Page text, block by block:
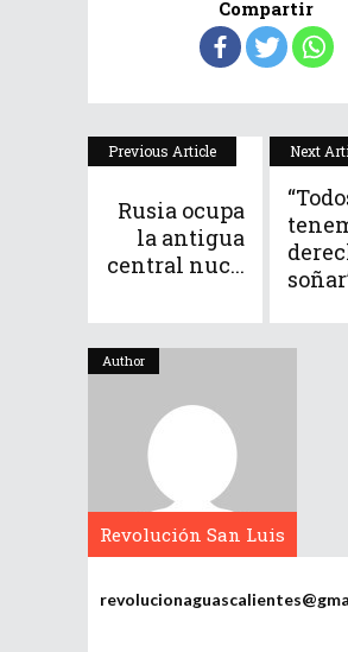
Compartir
Previous Article
Rusia ocupa
la antigua
central nuc...
Next
Author
Revolución San Luis